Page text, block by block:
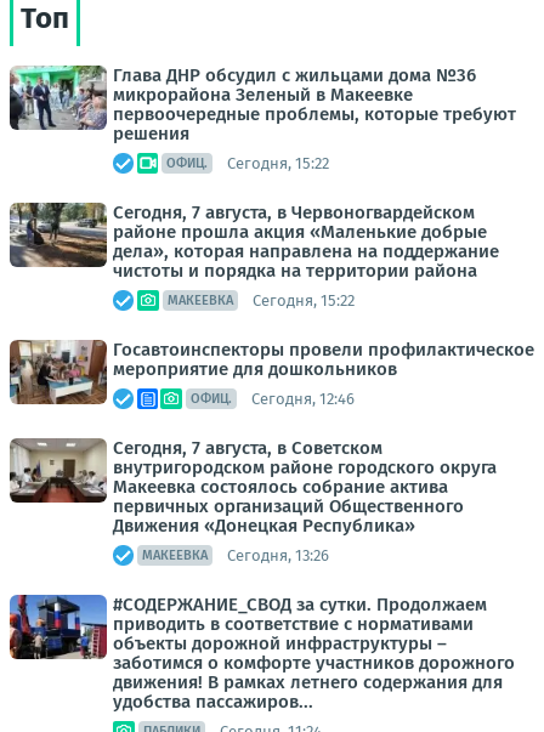
Топ
Глава ДНР обсудил с жильцами дома №36
микрорайона Зеленый в Макеевке
первоочередные проблемы, которые требуют
решения
ОФИЦ. Сегодня, 15:22
Сегодня, 7 августа, в Червоногвардейском
районе прошла акция «Маленькие добрые
дела», которая направлена на поддержание
чистоты и порядка на территории района
МАКЕЕВКА Сегодня, 15:22
Госавтоинспекторы провели профилактическое
мероприятие для дошкольников
ОФИЦ. Сегодня, 12:46
Сегодня, 7 августа, в Советском
внутригородском районе городского округа
Макеевка состоялось собрание актива
первичных организаций Общественного
Движения «Донецкая Республика»
МАКЕЕВКА Сегодня, 13:26
#СОДЕРЖАНИЕ_СВОД за сутки. Продолжаем
приводить в соответствие с нормативами
объекты дорожной инфраструктуры –
заботимся о комфорте участников дорожного
движения! В рамках летнего содержания для
удобства пассажиров...